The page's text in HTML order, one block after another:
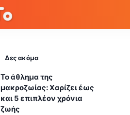
Δες ακόμα
Το άθλημα της
μακροζωίας: Χαρίζει έως
και 5 επιπλέον χρόνια
ζωής